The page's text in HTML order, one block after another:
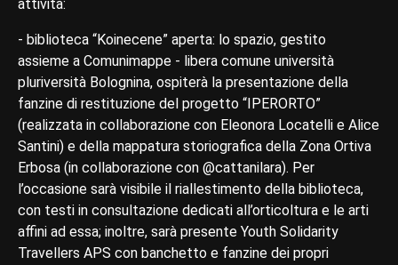
attività:
- biblioteca “Koinecene” aperta: lo spazio, gestito
assieme a Comunimappe - libera comune università
pluriversità Bolognina, ospiterà la presentazione della
fanzine di restituzione del progetto “IPERORTO”
(realizzata in collaborazione con Eleonora Locatelli e Alice
Santini) e della mappatura storiografica della Zona Ortiva
Erbosa (in collaborazione con @cattanilara). Per
l’occasione sarà visibile il riallestimento della biblioteca,
con testi in consultazione dedicati all’orticoltura e le arti
affini ad essa; inoltre, sarà presente Youth Solidarity
Travellers APS con banchetto e fanzine dei propri